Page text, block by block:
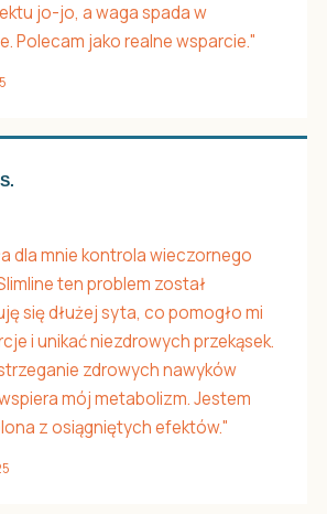
jo-jo, a waga spada w
Polecam jako realne wsparcie."
dla mnie kontrola wieczornego
ten problem został
się dłużej syta, co pomogło mi
i unikać niezdrowych przekąsek.
zdrowych nawyków
mój metabolizm. Jestem
z osiągniętych efektów."